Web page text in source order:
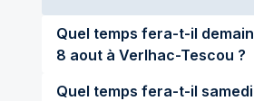
Quel temps fera-t-il demain samedi
8 aout à Verlhac-Tescou ?
Quel temps fera-t-il samedi